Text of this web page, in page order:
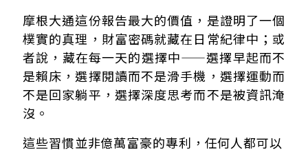
摩根大通這份報告最大的價值，是證明了一個
樸實的真理，財富密碼就藏在日常紀律中；或
者說，藏在每一天的選擇中——選擇早起而不
是賴床，選擇閱讀而不是滑手機，選擇運動而
不是回家躺平，選擇深度思考而不是被資訊淹
沒。
這些習慣並非億萬富豪的專利，任何人都可以